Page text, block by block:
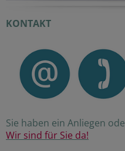
KONTAKT
Sie haben ein Anliegen
Wir sind für Sie da!